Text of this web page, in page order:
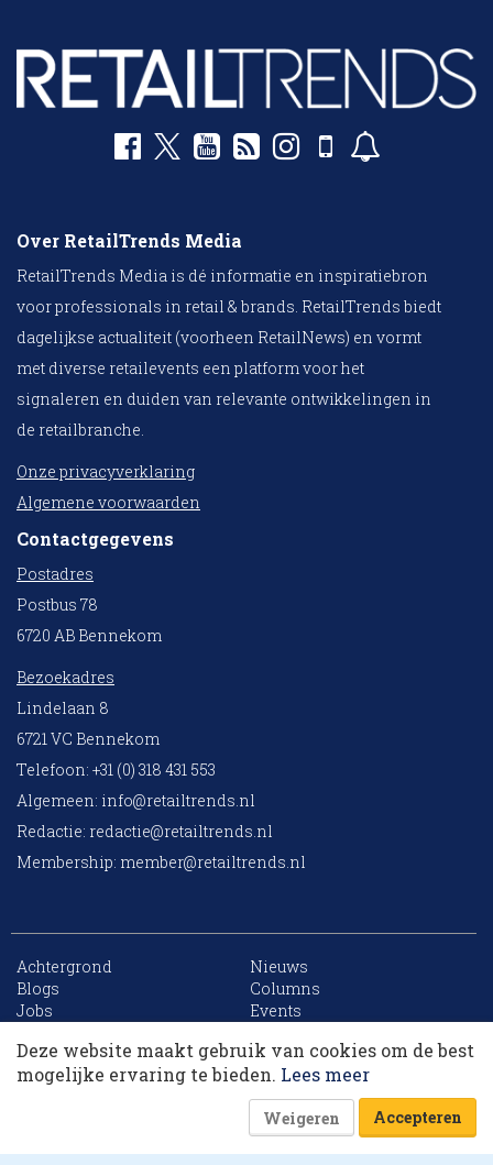
Over RetailTrends Media
RetailTrends Media is dé informatie en inspiratiebron
voor professionals in retail & brands. RetailTrends biedt
dagelijkse actualiteit (voorheen RetailNews) en vormt
met diverse retailevents een platform voor het
signaleren en duiden van relevante ontwikkelingen in
de retailbranche.
Onze privacyverklaring
Algemene voorwaarden
Contactgegevens
Postadres
Postbus 78
6720 AB Bennekom
Bezoekadres
Lindelaan 8
6721 VC Bennekom
Telefoon: +31 (0) 318 431 553
Algemeen: info@retailtrends.nl
Redactie: redactie@retailtrends.nl
Membership: member@retailtrends.nl
Achtergrond
Nieuws
Blogs
Columns
Jobs
Events
Archief
Sitemap
Website is powered by
Deze website maakt gebruik van cookies om de best
mogelijke ervaring te bieden. Lees meer
Weigeren Accepteren
10 collega’s
Korting op events